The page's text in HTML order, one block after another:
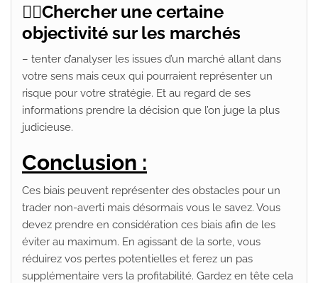
👉🏽Chercher une certaine
objectivité sur les marchés
– tenter d’analyser les issues d’un marché allant dans
votre sens mais ceux qui pourraient représenter un
risque pour votre stratégie. Et au regard de ses
informations prendre la décision que l’on juge la plus
judicieuse.
Conclusion :
Ces biais peuvent représenter des obstacles pour un
trader non-averti mais désormais vous le savez. Vous
devez prendre en considération ces biais afin de les
éviter au maximum. En agissant de la sorte, vous
réduirez vos pertes potentielles et ferez un pas
supplémentaire vers la profitabilité. Gardez en tête cela